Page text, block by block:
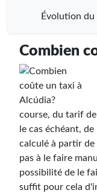
Évolution
Combien
course, du tarif
le cas échéant,
calculé à partir de
pas à le faire
possibilité de le
suffit pour cela